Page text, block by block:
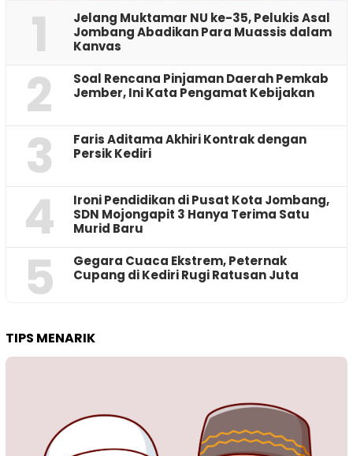
1
Jelang Muktamar NU ke-35, Pelukis Asal
Jombang Abadikan Para Muassis dalam
Kanvas
2
‎Soal Rencana Pinjaman Daerah Pemkab
Jember, Ini Kata Pengamat Kebijakan ‎
3
Faris Aditama Akhiri Kontrak dengan
Persik Kediri
4
Ironi Pendidikan di Pusat Kota Jombang,
SDN Mojongapit 3 Hanya Terima Satu
Murid Baru
5
‎Gegara Cuaca Ekstrem, Peternak
Cupang di Kediri Rugi Ratusan Juta
TIPS MENARIK